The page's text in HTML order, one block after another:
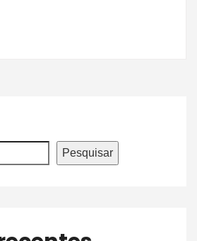
Pesquisar